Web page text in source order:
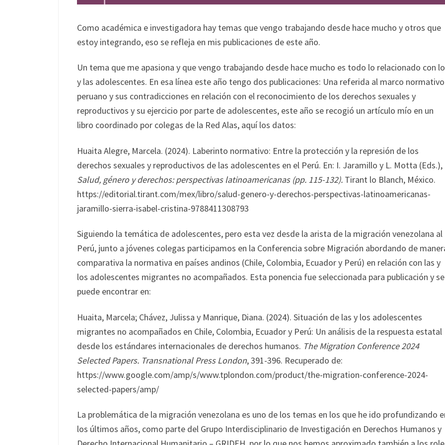
Como académica e investigadora hay temas que vengo trabajando desde hace mucho y otros que
estoy integrando, eso se refleja en mis publicaciones de este año.
Un tema que me apasiona y que vengo trabajando desde hace mucho es todo lo relacionado con
y las adolescentes. En esa línea este año tengo dos publicaciones: Una referida al marco normativo
peruano y sus contradicciones en relación con el reconocimiento de los derechos sexuales y
reproductivos y su ejercicio por parte de adolescentes, este año se recogió un artículo mío en un
libro coordinado por colegas de la Red Alas, aquí los datos:
Huaita Alegre, Marcela. (2024). Laberinto normativo: Entre la protección y la represión de los
derechos sexuales y reproductivos de las adolescentes en el Perú. En: I. Jaramillo y L. Motta (Eds.),
Salud, género y derechos: perspectivas latinoamericanas (pp. 115-132).Tirant lo Blanch, México.
https://editorial.tirant.com/mex/libro/salud-genero-y-derechos-perspectivas-latinoamericanas-
jaramillo-sierra-isabel-cristina-9788411308793
Siguiendo la temática de adolescentes, pero esta vez desde la arista de la migración venezolana al
Perú, junto a jóvenes colegas participamos en la Conferencia sobre Migración abordando de
comparativa la normativa en países andinos (Chile, Colombia, Ecuador y Perú) en relación con las y
los adolescentes migrantes no acompañados. Esta ponencia fue seleccionada para publicación y se
puede encontrar en:
Huaita, Marcela; Chávez, Julissa y Manrique, Diana. (2024). Situación de las y los adolescentes
migrantes no acompañados en Chile, Colombia, Ecuador y Perú: Un análisis de la respuesta estatal
desde los estándares internacionales de derechos humanos. The Migration Conference 2024
Selected Papers. Transnational Press London, 391-396. Recuperado de:
https://www.google.com/amp/s/www.tplondon.com/product/the-migration-conference-2024-
selected-papers/amp/
La problemática de la migración venezolana es uno de los temas en los que he ido profundizando
los últimos años, como parte del Grupo Interdisciplinario de Investigación en Derechos Humanos y